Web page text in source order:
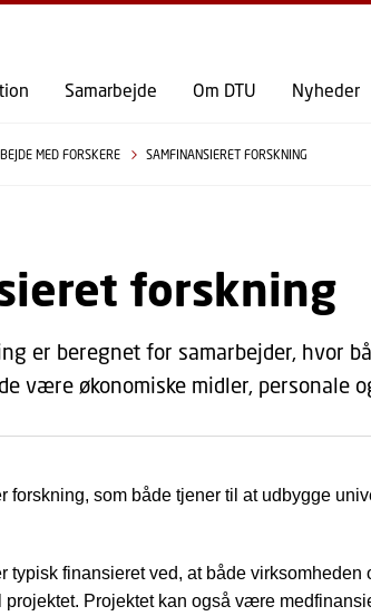
PRIMÆRT INDHOLD (TRYK ENTER).
Samarbejde Om DTU Nyheder
MED FORSKERE SAMFINANSIERET FORSKNING
forskning
er beregnet for samarbejder, hvor
være økonomiske midler, personale
forskning, som både tjener til at udbygge
typisk finansieret ved, at både virksomheden
projektet. Projektet kan også være